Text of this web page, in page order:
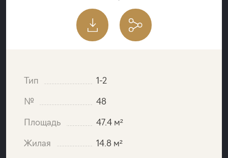
Тип
1-2
№
48
Площадь
47.4 м²
Жилая
14.8 м²